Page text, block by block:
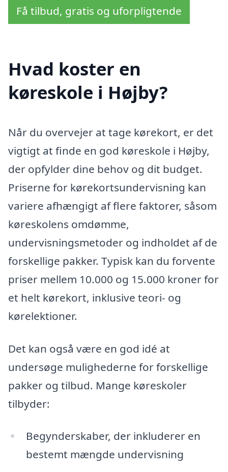
Få tilbud, gratis og uforpligtende
Hvad koster en
køreskole i Højby?
Når du overvejer at tage kørekort, er det
vigtigt at finde en god køreskole i Højby,
der opfylder dine behov og dit budget.
Priserne for kørekortsundervisning kan
variere afhængigt af flere faktorer, såsom
køreskolens omdømme,
undervisningsmetoder og indholdet af de
forskellige pakker. Typisk kan du forvente
priser mellem 10.000 og 15.000 kroner for
et helt kørekort, inklusive teori- og
kørelektioner.
Det kan også være en god idé at
undersøge mulighederne for forskellige
pakker og tilbud. Mange køreskoler
tilbyder:
Begynderskaber, der inkluderer en
bestemt mængde undervisning